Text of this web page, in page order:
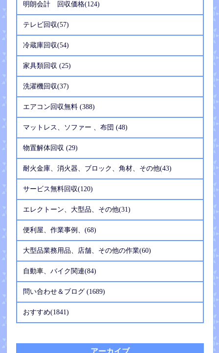
明朗会計 回収価格(124)
テレビ回収(57)
冷蔵庫回収(54)
家具類回収 (25)
洗濯機回収(37)
エアコン回収無料 (388)
マットレス、ソファー 、布団 (48)
物置解体回収 (29)
耐火金庫、消火器、ブロック、角材、その他(43)
サービス無料回収(120)
エレクトーン、大型品、その他(31)
便利屋、作業事例、(68)
大型品業務用品、店舗、その他の作業(60)
自動車、バイク関連(84)
問い合わせ＆ブログ (1689)
おすすめ(1841)